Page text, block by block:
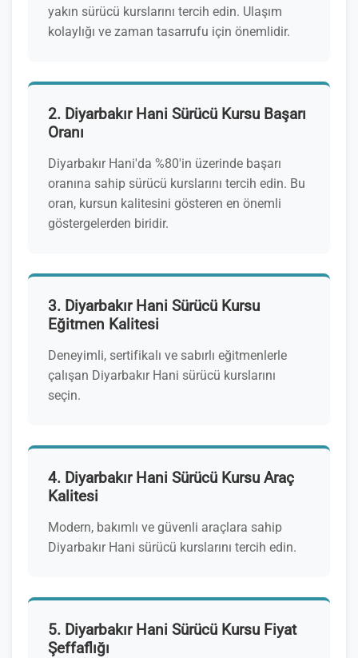
yakın sürücü kurslarını tercih edin. Ulaşım
kolaylığı ve zaman tasarrufu için önemlidir.
2. Diyarbakır Hani Sürücü Kursu Başarı
Oranı
Diyarbakır Hani'da %80'in üzerinde başarı
oranına sahip sürücü kurslarını tercih edin. Bu
oran, kursun kalitesini gösteren en önemli
göstergelerden biridir.
3. Diyarbakır Hani Sürücü Kursu
Eğitmen Kalitesi
Deneyimli, sertifikalı ve sabırlı eğitmenlerle
çalışan Diyarbakır Hani sürücü kurslarını
seçin.
4. Diyarbakır Hani Sürücü Kursu Araç
Kalitesi
Modern, bakımlı ve güvenli araçlara sahip
Diyarbakır Hani sürücü kurslarını tercih edin.
5. Diyarbakır Hani Sürücü Kursu Fiyat
Şeffaflığı